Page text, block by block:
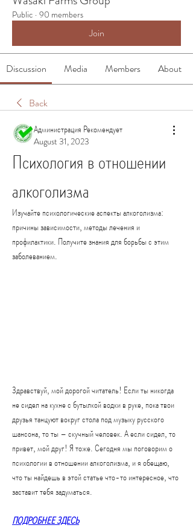
Public · 90 members
Join
Discussion Media Members About
Back
Администрация Рекомендует
August 31, 2023
Психология в отношении
алкоголизма
Изучайте психологические аспекты алкоголизма:
причины зависимости, методы лечения и
профилактики. Получите знания для борьбы с этим
заболеванием.
Здравствуй, мой дорогой читатель! Если ты никогда
не сидел на кухне с бутылкой водки в руке, пока твои
друзья танцуют вокруг стола под музыку русского
шансона, то ты – скучный человек. А если сидел, то
привет, мой друг! Я тоже. Сегодня мы поговорим о
психологии в отношении алкоголизма, и я обещаю,
что ты найдешь в этой статье что-то интересное, что
заставит тебя задуматься.
ПОДРОБНЕЕ ЗДЕСЬ